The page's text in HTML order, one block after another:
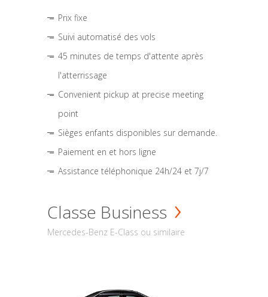
Prix fixe
Suivi automatisé des vols
45 minutes de temps d'attente après
l'atterrissage
Convenient pickup at precise meeting
point
Sièges enfants disponibles sur demande.
Paiement en et hors ligne
Assistance téléphonique 24h/24 et 7j/7
Classe Business
Mercedes-Benz E-Class ou similaire